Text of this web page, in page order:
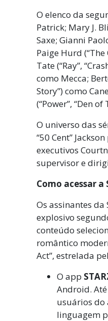
O elenco da
Patrick; Mary J.
Saxe; Gianni
Paige Hurd (“The
Tate(“Ray”,
como Mecca;
Story”) como
(“Power”, “Den
O universo das
“50 Cent”
executivos
supervisor e
Como acessar a
Os assinantes
explosivo
conteúdo
romântico
Act”, estrelada
O app
Android.
usuários do
linguagem